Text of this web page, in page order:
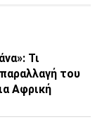
Τι
του
Αφρική